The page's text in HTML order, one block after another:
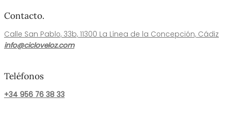
Contacto.
Calle San Pablo, 33b, 11300 La Línea de la Concepción, Cádiz
info@cicloveloz.com
Teléfonos
+34 956 76 38 33